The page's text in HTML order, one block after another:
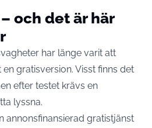
och det är här
har länge varit att
gratisversion. Visst finns det
efter testet krävs en
lyssna.
annonsfinansierad gratistjänst